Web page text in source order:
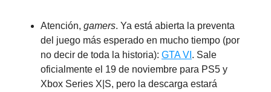
Atención, gamers. Ya está abierta la preventa
del juego más esperado en mucho tiempo (por
no decir de toda la historia): GTA VI . Sale
oficialmente el 19 de noviembre para PS5 y
Xbox Series X|S, pero la descarga estará